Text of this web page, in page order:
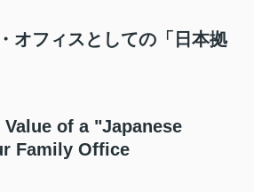
オフィスとしての「日本拠
of a "Japanese
Family Office